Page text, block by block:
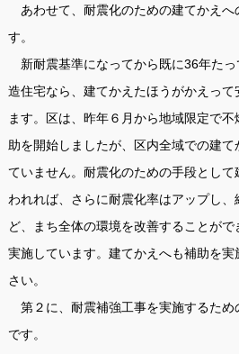
あわせて、耐震化のための建てかえへ
す。
新耐震基準になってから既に36年た
造住宅なら、建てかえたほうがかえって
ます。区は、昨年６月から地域限定で
助を開始しましたが、区内全域での建
ていません。耐震化のための手段とし
われれば、さらに耐震化率はアップし
ど、まち全体の環境を改善することが
実施しています。建てかえへも補助を
さい。
第２に、耐震補強工事を実施するため
です。